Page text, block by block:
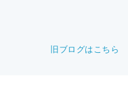
旧ブログはこちら